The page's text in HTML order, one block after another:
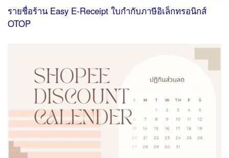
รายชื่อร้าน Easy E-Receipt ใบกํากับภาษีอิเล็กทรอนิกส์
OTOP